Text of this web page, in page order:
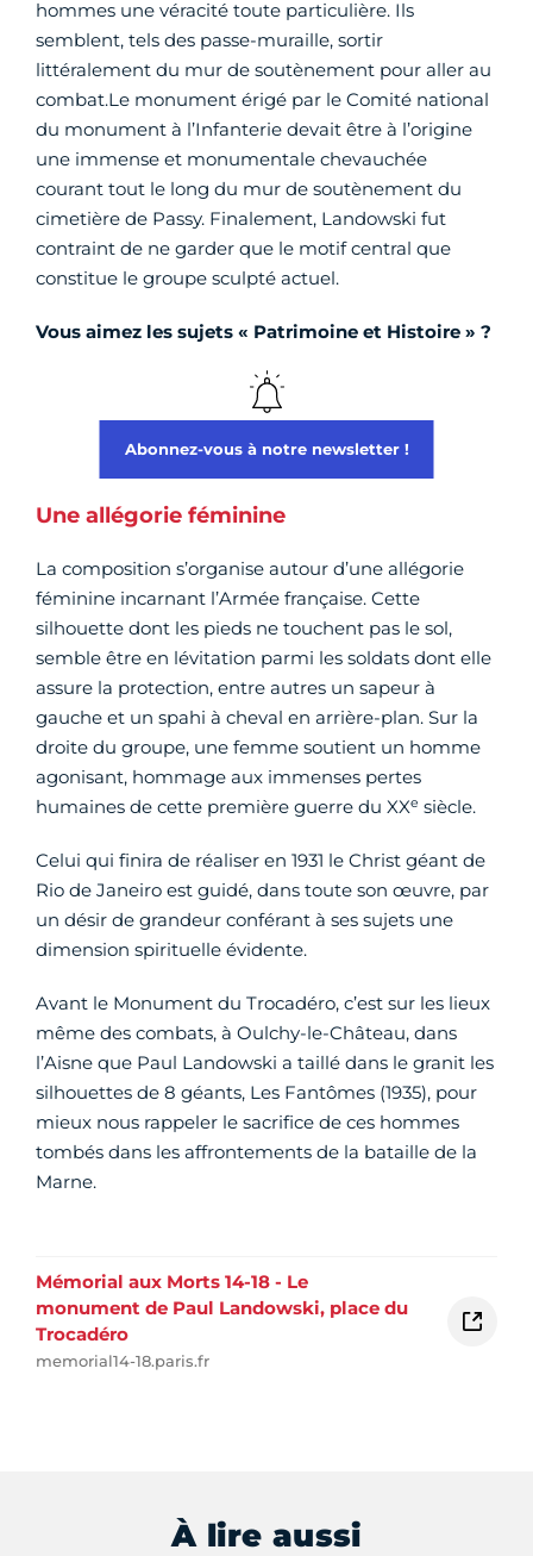
hommes une véracité toute particulière. Ils
semblent, tels des passe-muraille, sortir
littéralement du mur de soutènement pour aller au
combat.Le monument érigé par le Comité national
du monument à l’Infanterie devait être à l’origine
une immense et monumentale chevauchée
courant tout le long du mur de soutènement du
cimetière de Passy. Finalement, Landowski fut
contraint de ne garder que le motif central que
constitue le groupe sculpté actuel.
Vous aimez les sujets « Patrimoine et Histoire » ?
Abonnez-vous à notre newsletter !
Une allégorie féminine
La composition s’organise autour d’une allégorie
féminine incarnant l’Armée française. Cette
silhouette dont les pieds ne touchent pas le sol,
semble être en lévitation parmi les soldats dont elle
assure la protection, entre autres un sapeur à
gauche et un spahi à cheval en arrière-plan. Sur la
droite du groupe, une femme soutient un homme
agonisant, hommage aux immenses pertes
humaines de cette première guerre du XXe siècle.
Celui qui finira de réaliser en 1931 le Christ géant de
Rio de Janeiro est guidé, dans toute son œuvre, par
un désir de grandeur conférant à ses sujets une
dimension spirituelle évidente.
Avant le Monument du Trocadéro, c’est sur les lieux
même des combats, à Oulchy-le-Château, dans
l’Aisne que Paul Landowski a taillé dans le granit les
silhouettes de 8 géants, Les Fantômes (1935), pour
mieux nous rappeler le sacrifice de ces hommes
tombés dans les affrontements de la bataille de la
Marne.
Mémorial aux Morts 14-18 - Le
monument de Paul Landowski, place du
Trocadéro
memorial14-18.paris.fr
À lire aussi